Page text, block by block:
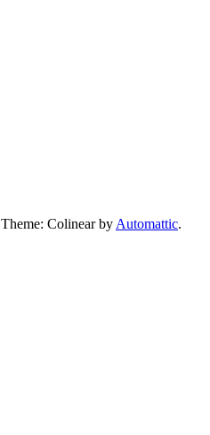
Theme: Colinear by Automattic.